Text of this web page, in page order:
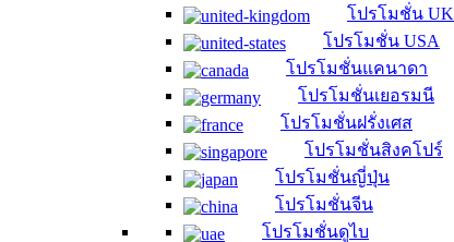
โปรโมชั่น UK
โปรโมชั่น USA
โปรโมชั่นแคนาดา
โปรโมชั่นเยอรมนี
โปรโมชั่นฝรั่งเศส
โปรโมชั่นสิงคโปร์
โปรโมชั่นญี่ปุ่น
โปรโมชั่นจีน
โปรโมชั่นดูไบ